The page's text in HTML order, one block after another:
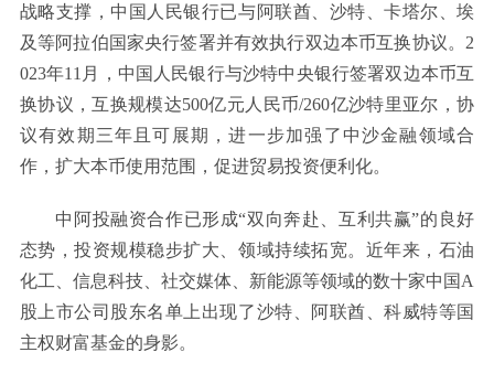
战略支撑，中国人民银行已与阿联酋、沙特、卡塔尔、埃
及等阿拉伯国家央行签署并有效执行双边本币互换协议。2
023年11月，中国人民银行与沙特中央银行签署双边本币互
换协议，互换规模达500亿元人民币/260亿沙特里亚尔，协
议有效期三年且可展期，进一步加强了中沙金融领域合
作，扩大本币使用范围，促进贸易投资便利化。
中阿投融资合作已形成“双向奔赴、互利共赢”的良好
态势，投资规模稳步扩大、领域持续拓宽。近年来，石油
化工、信息科技、社交媒体、新能源等领域的数十家中国A
股上市公司股东名单上出现了沙特、阿联酋、科威特等国
主权财富基金的身影。